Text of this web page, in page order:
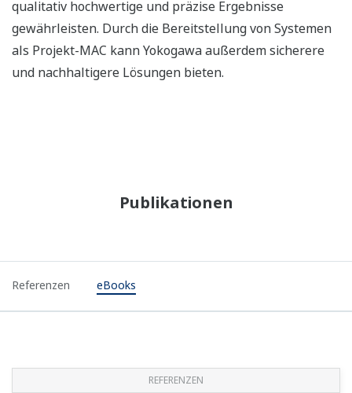
qualitativ hochwertige und präzise Ergebnisse
gewährleisten. Durch die Bereitstellung von Systemen
als Projekt-MAC kann Yokogawa außerdem sicherere
und nachhaltigere Lösungen bieten.
Publikationen
Referenzen eBooks
REFERENZEN